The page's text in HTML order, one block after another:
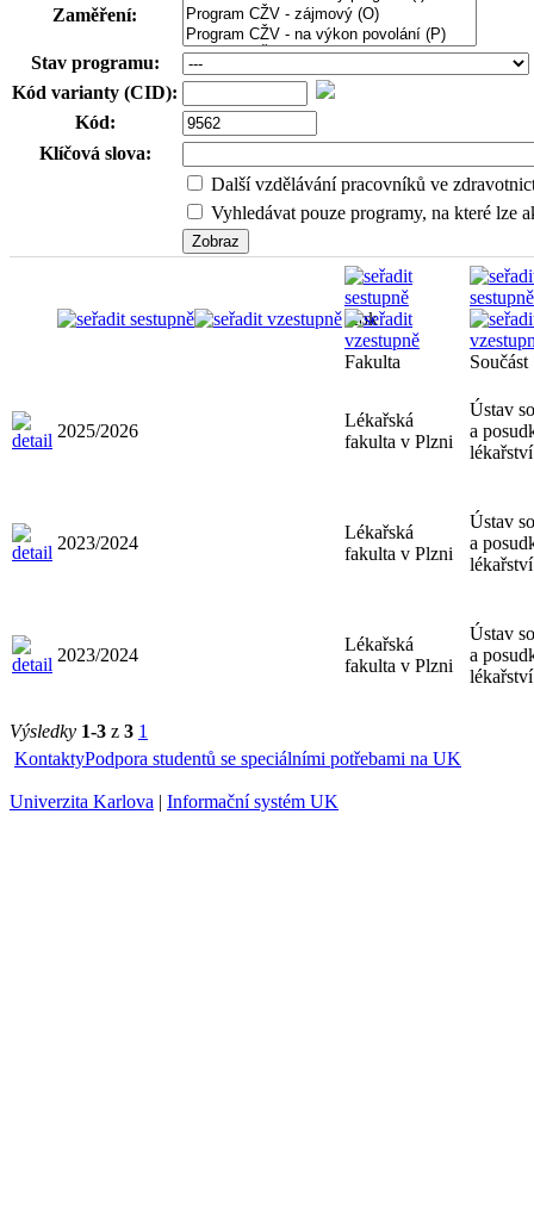
Zaměření:
Stav programu:
Kód varianty (CID):
Kód:
Klíčová slova:
Další vzdělávání pracovníků ve
Vyhledávat pouze programy, na které lze
Rok
Fakulta Součást
2025/2026
Lékařská
fakulta v Plzni
Ústav
a
lékařství
2023/2024
Lékařská
fakulta v Plzni
Ústav
a
lékařství
2023/2024
Lékařská
fakulta v Plzni
Ústav
a
lékařství
Výsledky 1-3 z 3 1
KontaktyPodpora studentů se speciálními potřebami na UK
Univerzita Karlova | Informační systém UK